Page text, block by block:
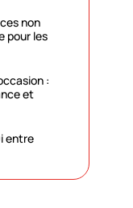
non
pour les
:
et
entre